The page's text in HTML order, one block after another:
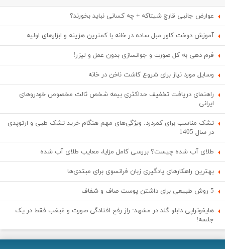
عوارض جانبی قارچ شیتاکه + چه کسانی نباید بخورند؟
آموزش دوخت کاور مبل ساده در خانه با کمترین هزینه و ابزارهای اولیه
فرم دهی به کل صورت و جوانسازی بدون عمل و لیزر!
وسایل مورد نیاز برای شروع کاشت ناخن در خانه
راهنمای دریافت تخفیف حداکثری بیمه شخص ثالث مخصوص خودروهای
ایرانی
تشک مناسب برای کمردرد: ویژگی‌های مهم هنگام خرید تشک طبی و ارتوپدی
در سال 1405
طلای آب شده چیست؟ بررسی کامل مزایا، معایب طلای آب شده
بهترین راهکارهای یادگیری زبان فرانسوی برای مبتدی‌ها
5 روش طبیعی برای داشتن پوست صاف و شفاف
هایفوتراپی دابلو گلد در مشهد: راز رفع افتادگی صورت و غبغب فقط در یک
جلسه!